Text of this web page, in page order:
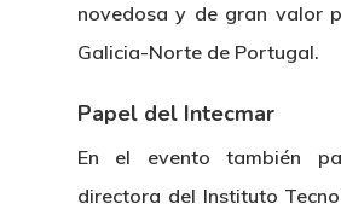
novedosa y de gran valor
Galicia-Norte de Portugal.
Papel del Intecmar
En el evento también
directora del Instituto